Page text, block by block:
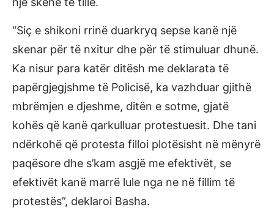
“Siç e shikoni rrinë duarkryq sepse kanë një
skenar për të nxitur dhe për të stimuluar dhunë.
Ka nisur para katër ditësh me deklarata të
papërgjegjshme të Policisë, ka vazhduar gjithë
mbrëmjen e djeshme, ditën e sotme, gjatë
kohës që kanë qarkulluar protestuesit. Dhe tani
ndërkohë që protesta filloi plotësisht në mënyrë
paqësore dhe s’kam asgjë me efektivët, se
efektivët kanë marrë lule nga ne në fillim të
protestës”, deklaroi Basha.